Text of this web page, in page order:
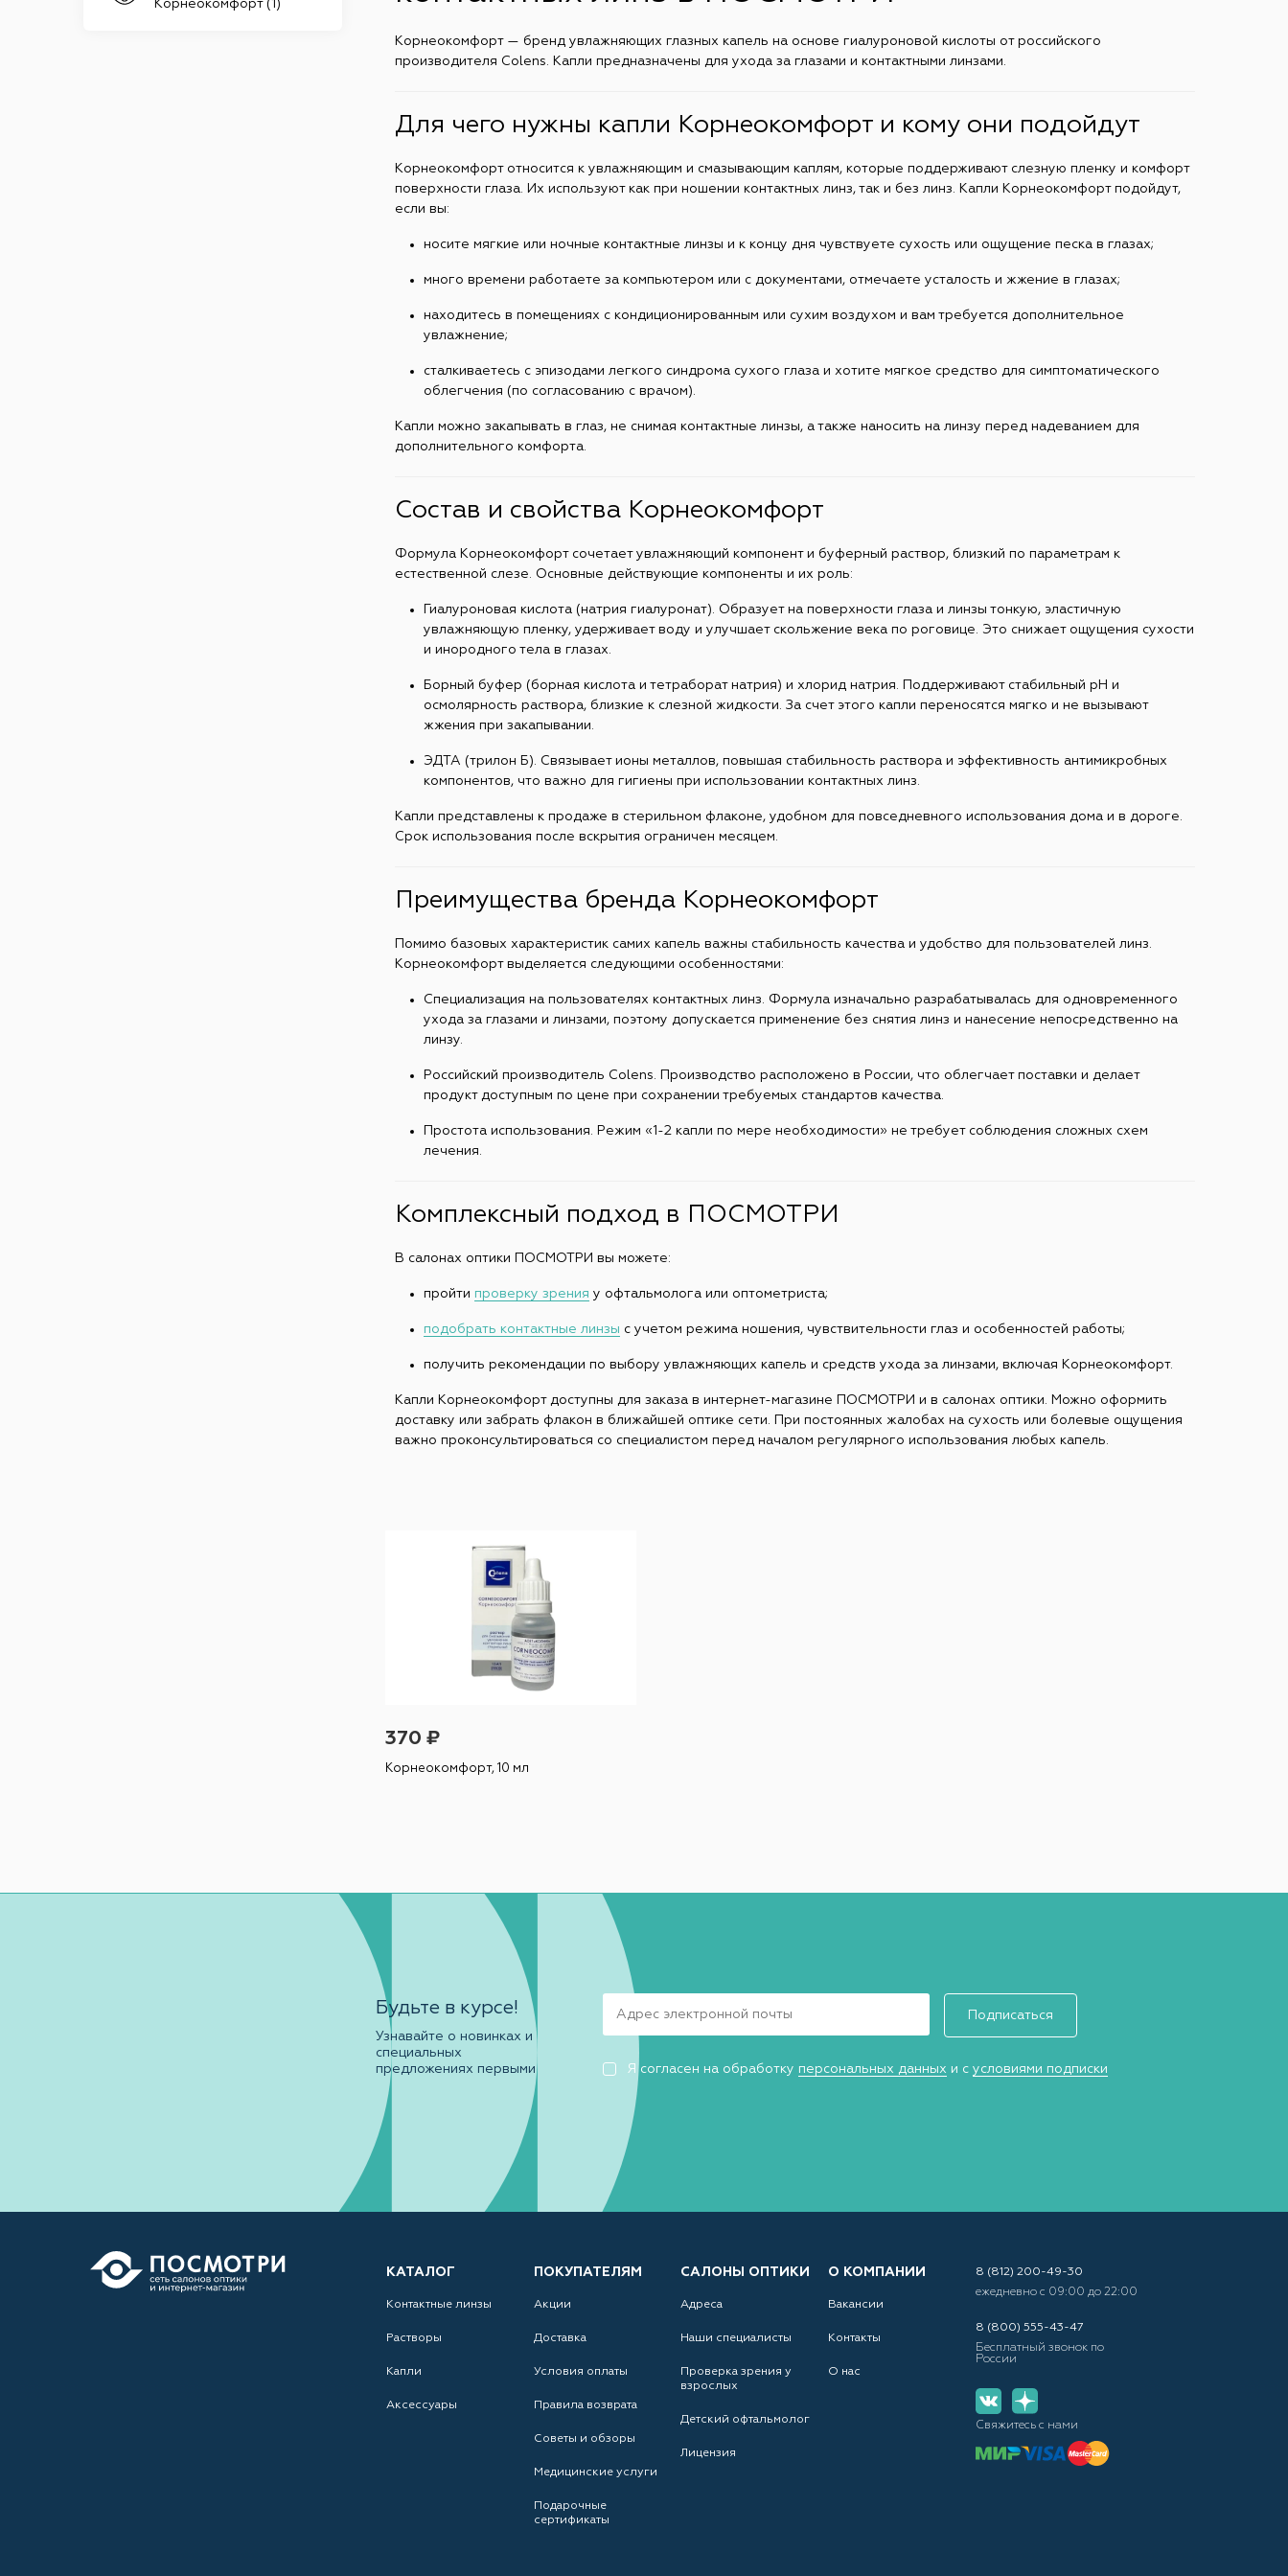
Корнеокомфорт (1)
Корнеокомфорт — бренд увлажняющих глазных капель на основе гиалуроновой кислоты от российского
производителя Colens. Капли предназначены для ухода за глазами и контактными линзами.
Для чего нужны капли Корнеокомфорт и кому они подойдут
Корнеокомфорт относится к увлажняющим и смазывающим каплям, которые поддерживают слезную пленку и комфорт
поверхности глаза. Их используют как при ношении контактных линз, так и без линз. Капли Корнеокомфорт подойдут,
если вы:
носите мягкие или ночные контактные линзы и к концу дня чувствуете сухость или ощущение песка в глазах;
много времени работаете за компьютером или с документами, отмечаете усталость и жжение в глазах;
находитесь в помещениях с кондиционированным или сухим воздухом и вам требуется дополнительное
увлажнение;
сталкиваетесь с эпизодами легкого синдрома сухого глаза и хотите мягкое средство для симптоматического
облегчения (по согласованию с врачом).
Капли можно закапывать в глаз, не снимая контактные линзы, а также наносить на линзу перед надеванием для
дополнительного комфорта.
Состав и свойства Корнеокомфорт
Формула Корнеокомфорт сочетает увлажняющий компонент и буферный раствор, близкий по параметрам к
естественной слезе. Основные действующие компоненты и их роль:
Гиалуроновая кислота (натрия гиалуронат). Образует на поверхности глаза и линзы тонкую, эластичную
увлажняющую пленку, удерживает воду и улучшает скольжение века по роговице. Это снижает ощущения сухости
и инородного тела в глазах.
Борный буфер (борная кислота и тетраборат натрия) и хлорид натрия. Поддерживают стабильный pH и
осмолярность раствора, близкие к слезной жидкости. За счет этого капли переносятся мягко и не вызывают
жжения при закапывании.
ЭДТА (трилон Б). Связывает ионы металлов, повышая стабильность раствора и эффективность антимикробных
компонентов, что важно для гигиены при использовании контактных линз.
Капли представлены к продаже в стерильном флаконе, удобном для повседневного использования дома и в дороге.
Срок использования после вскрытия ограничен месяцем.
Преимущества бренда Корнеокомфорт
Помимо базовых характеристик самих капель важны стабильность качества и удобство для пользователей линз.
Корнеокомфорт выделяется следующими особенностями:
Специализация на пользователях контактных линз. Формула изначально разрабатывалась для одновременного
ухода за глазами и линзами, поэтому допускается применение без снятия линз и нанесение непосредственно на
линзу.
Российский производитель Colens. Производство расположено в России, что облегчает поставки и делает
продукт доступным по цене при сохранении требуемых стандартов качества.
Простота использования. Режим «1-2 капли по мере необходимости» не требует соблюдения сложных схем
лечения.
Комплексный подход в ПОСМОТРИ
В салонах оптики ПОСМОТРИ вы можете:
пройти проверку зрения у офтальмолога или оптометриста;
подобрать контактные линзы с учетом режима ношения, чувствительности глаз и особенностей работы;
получить рекомендации по выбору увлажняющих капель и средств ухода за линзами, включая Корнеокомфорт.
Капли Корнеокомфорт доступны для заказа в интернет-магазине ПОСМОТРИ и в салонах оптики. Можно оформить
доставку или забрать флакон в ближайшей оптике сети. При постоянных жалобах на сухость или болевые ощущения
важно проконсультироваться со специалистом перед началом регулярного использования любых капель.
370 ₽
Корнеокомфорт, 10 мл
Будьте в курсе!
Узнавайте о новинках и
специальных
предложениях первыми
Подписаться
Я согласен на обработку персональных данных и с условиями подписки
КАТАЛОГ
Контактные линзы
Растворы
Капли
Аксессуары
ПОКУПАТЕЛЯМ
Акции
Доставка
Условия оплаты
Правила возврата
Советы и обзоры
Медицинские услуги
Подарочные
сертификаты
САЛОНЫ ОПТИКИ
Адреса
Наши специалисты
Проверка зрения у
взрослых
Детский офтальмолог
Лицензия
О КОМПАНИИ
Вакансии
Контакты
О нас
8 (812) 200-49-30
ежедневно с 09:00 до 22:00
8 (800) 555-43-47
Бесплатный звонок по
России
Свяжитесь с нами